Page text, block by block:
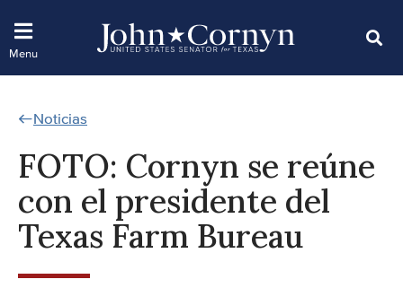
Noticias
FOTO: Cornyn se reúne
con el presidente del
Texas Farm Bureau